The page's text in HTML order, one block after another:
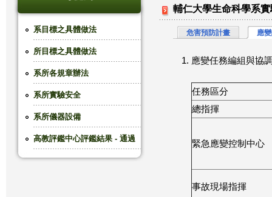
系目標之具體做法
所目標之具體做法
系所各規章辦法
系所實驗安全
系所儀器設備
高教評鑑中心評鑑結果 - 通過
您 輔仁大學生命科學系
危害預防計畫 應
應變任務編組與協
任務區分
總指揮
緊急應變控制中心
事故現場指揮